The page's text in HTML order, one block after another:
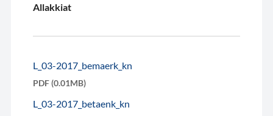
Allakkiat
L_03-2017_bemaerk_kn
PDF (0.01MB)
L_03-2017_betaenk_kn